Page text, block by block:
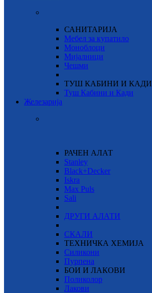
САНИТАРИЈА
Мебел за купатило
Моноблоци
Мијалници
Чешми
ТУШ КАБИНИ И КАДИ
Туш Кабини и Кади
Железарија
РАЧЕН АЛАТ
Stanley
Black+Decker
Iskra
Max Puls
Sali
ДРУГИ АЛАТИ
СКАЛИ
ТЕХНИЧКА ХЕМИЈА
Силикони
Пурпена
БОИ И ЛАКОВИ
Поликолор
Лакови